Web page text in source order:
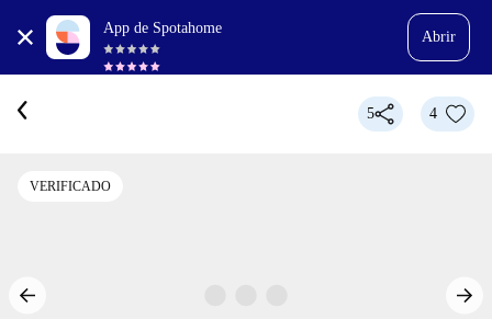
App de Spotahome
Abrir
5 4
VERIFICADO